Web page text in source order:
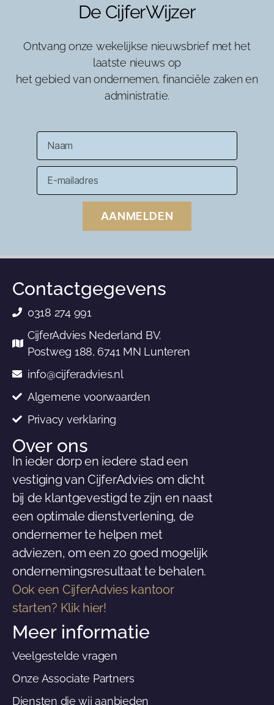
De CijferWijzer
Ontvang onze wekelijkse nieuwsbrief met het
laatste nieuws op
het gebied van ondernemen, financiële zaken en
administratie.
AANMELDEN
Contactgegevens
0318 274 991
CijferAdvies Nederland BV.
Postweg 188, 6741 MN Lunteren
info@cijferadvies.nl
Algemene voorwaarden
Privacy verklaring
Over ons
In ieder dorp en iedere stad een
vestiging van CijferAdvies om dicht
bij de klantgevestigd te zijn en naast
een optimale dienstverlening, de
ondernemer te helpen met
adviezen, om een zo goed mogelijk
ondernemingsresultaat te behalen.
Ook een CijferAdvies kantoor
starten? Klik hier!
Meer informatie
Veelgestelde vragen
Onze Associate Partners
Diensten die wij aanbieden